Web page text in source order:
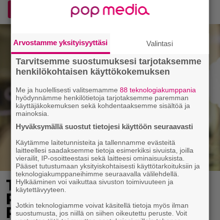
Lisää Voice.fi Googlen ensisijaiseksi lähteeksi
Tältä näyttää Vappu
Pimiän perhelomalla
Portugalissa – ”Kaunis
Arvostamme yksityisyyttäsi Valintasi
Tarvitsemme suostumuksesi tarjotaksemme
henkilökohtaisen käyttökokemuksen
Me ja huolellisesti valitsemamme88 teknologiakumppania
hyödynnämme henkilötietoja tarjotaksemme paremman
käyttäjäkokemuksen sekä kohdentaaksemme sisältöä ja
mainoksia.
Hyväksymällä suostut tietojesi käyttöön seuraavasti
Käytämme laitetunnisteita ja tallennamme evästeitä
laitteellesi saadaksemme tietoja esimerkiksi sivuista, joilla
vierailit, IP-osoitteestasi sekä laitteesi ominaisuuksista.
Pääset tutustumaan yksityiskohtaisesti käyttötarkoituksiin ja
teknologiakumppaneihimme seuraavalla välilehdellä.
Hylkääminen voi vaikuttaa sivuston toimivuuteen ja
käytettävyyteen.
Jotkin teknologiamme voivat käsitellä tietoja myös ilman
suostumusta, jos niillä on siihen oikeutettu peruste. Voit